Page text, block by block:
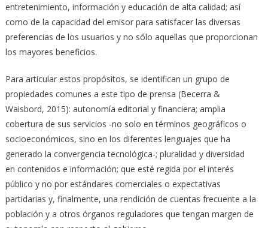
entretenimiento, información y educación de alta calidad; así
como de la capacidad del emisor para satisfacer las diversas
preferencias de los usuarios y no sólo aquellas que proporcionan
los mayores beneficios.
Para articular estos propósitos, se identifican un grupo de
propiedades comunes a este tipo de prensa (Becerra &
Waisbord, 2015): autonomía editorial y financiera; amplia
cobertura de sus servicios -no solo en términos geográficos o
socioeconómicos, sino en los diferentes lenguajes que ha
generado la convergencia tecnológica-; pluralidad y diversidad
en contenidos e información; que esté regida por el interés
público y no por estándares comerciales o expectativas
partidarias y, finalmente, una rendición de cuentas frecuente a la
población y a otros órganos reguladores que tengan margen de